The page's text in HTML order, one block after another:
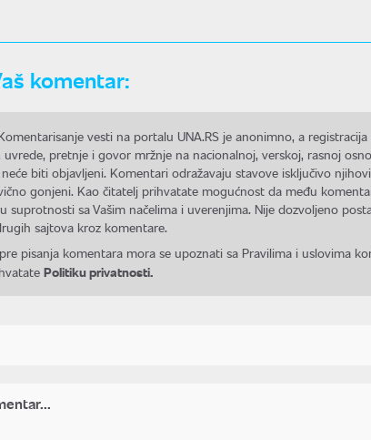
komentar:
vesti na portalu UNA.RS je anonimno, a
uvrede, pretnje i govor mržnje na nacionalnoj, verskoj, rasnoj
biti objavljeni. Komentari odražavaju stavove isključivo
gonjeni. Kao čitatelj prihvatate mogućnost da među
suprotnosti sa Vašim načelima i uverenjima. Nije dozvoljeno
sajtova kroz komentare.
pisanja komentara mora se upoznati sa Pravilima i uslovima
Politiku privatnosti.